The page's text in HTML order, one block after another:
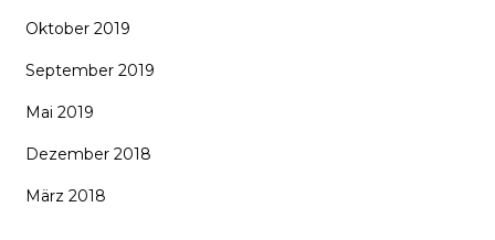
Oktober 2019
September 2019
Mai 2019
Dezember 2018
März 2018